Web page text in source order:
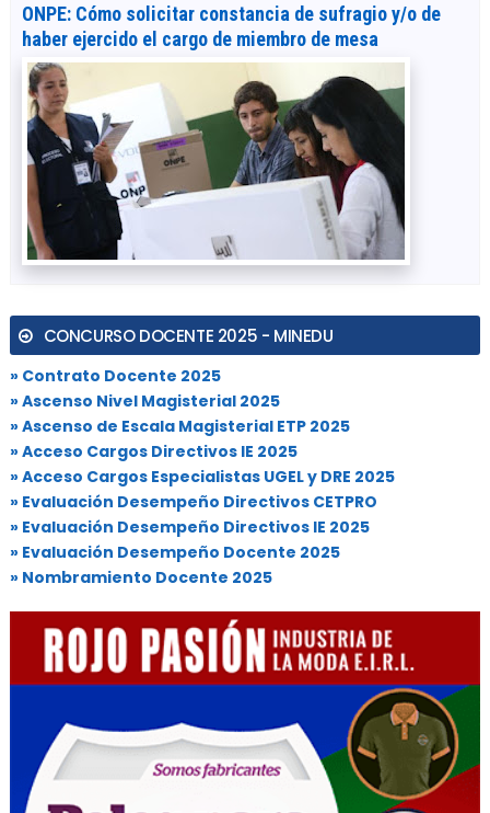
ONPE: Cómo solicitar constancia de sufragio y/o de
haber ejercido el cargo de miembro de mesa
CONCURSO DOCENTE 2025 - MINEDU
» Contrato Docente 2025
» Ascenso Nivel Magisterial 2025
» Ascenso de Escala Magisterial ETP 2025
» Acceso Cargos Directivos IE 2025
» Acceso Cargos Especialistas UGEL y DRE 2025
» Evaluación Desempeño Directivos CETPRO
» Evaluación Desempeño Directivos IE 2025
» Evaluación Desempeño Docente 2025
» Nombramiento Docente 2025